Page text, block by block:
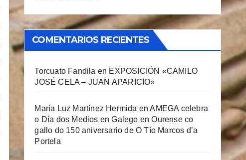
COMENTARIOS RECIENTES
Torcuato Fandila en EXPOSICIÓN «CAMILO
JOSÉ CELA – JUAN APARICIO»
María Luz Martínez Hermida enAMEGA celebra
o Día dos Medios en Galego en Ourense co
gallo do 150 aniversario de O Tío Marcos d’a
Portela